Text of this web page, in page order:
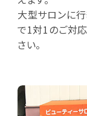
大型サロンに
で1対1のご対
さい。